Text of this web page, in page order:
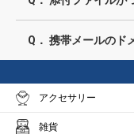
Q． 携帯メールのド
アクセサリー
雑貨